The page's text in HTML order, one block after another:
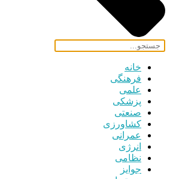
خانه
فرهنگی
علمی
پزشکی
صنعتی
کشاورزی
عمرانی
انرژی
نظامی
جوایز